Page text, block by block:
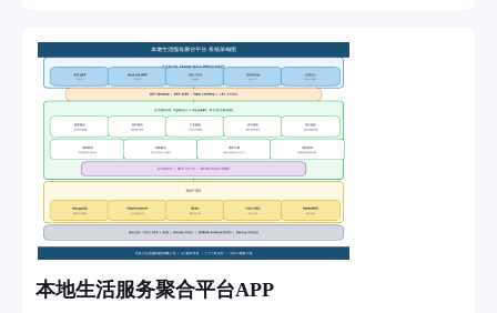
务依据。 八、内容管理模块 企业可通过后台发布技术文章、
行业资讯、科研动态等内容，提升网站在科研检测相关关键词
下的搜索排名
本地生活服务聚合平台APP